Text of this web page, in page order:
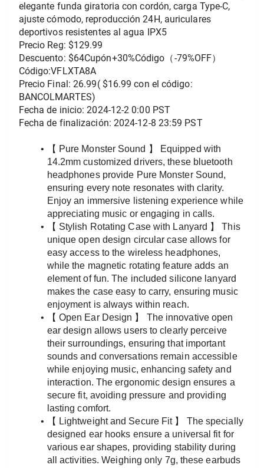
elegante funda giratoria con cordón, carga Type-C,
ajuste cómodo, reproducción 24H, auriculares
deportivos resistentes al agua IPX5
Precio Reg: $129.99
Descuento: $64Cupón+30%Código（-79%OFF）
Código:VFLXTA8A
Precio Final: 26.99( $16.99 con el código:
BANCOLMARTES)
Fecha de inicio: 2024-12-2 0:00 PST
Fecha de finalización: 2024-12-8 23:59 PST
【 Pure Monster Sound 】 Equipped with
14.2mm customized drivers, these bluetooth
headphones provide Pure Monster Sound,
ensuring every note resonates with clarity.
Enjoy an immersive listening experience while
appreciating music or engaging in calls.
【 Stylish Rotating Case with Lanyard 】 This
unique open design circular case allows for
easy access to the wireless headphones,
while the magnetic rotating feature adds an
element of fun. The included silicone lanyard
makes the case easy to carry, ensuring music
enjoyment is always within reach.
【 Open Ear Design 】 The innovative open
ear design allows users to clearly perceive
their surroundings, ensuring that important
sounds and conversations remain accessible
while enjoying music, enhancing safety and
interaction. The ergonomic design ensures a
secure fit, avoiding pressure and providing
lasting comfort.
【 Lightweight and Secure Fit 】 The specially
designed ear hooks ensure a universal fit for
various ear shapes, providing stability during
all activities. Weighing only 7g, these earbuds